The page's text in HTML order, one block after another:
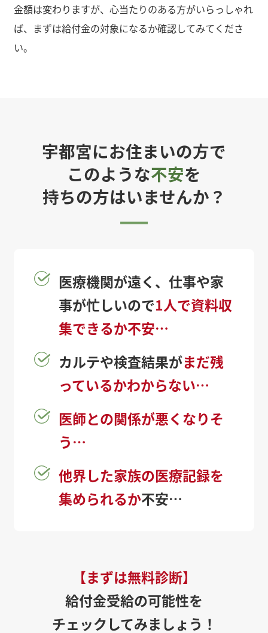
金額は変わりますが、心当たりのある方がいらっしゃれ
ば、まずは給付金の対象になるか確認してみてくださ
い。
宇都宮にお住まいの方で
このような不安を
持ちの方はいませんか？
医療機関が遠く、仕事や家
事が忙しいので1人で資料収
集できるか不安…
カルテや検査結果がまだ残
っているかわからない…
医師との関係が悪くなりそ
う…
他界した家族の医療記録を
集められるか不安…
【まずは無料診断】
給付金受給の可能性を
チェックしてみましょう！